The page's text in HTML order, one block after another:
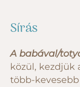
Sírás
A babával/
közül, kezdjük
több-